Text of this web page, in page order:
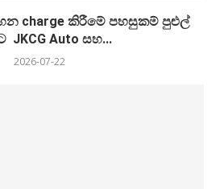
charge කිරීමේ පහසුකම් පුළුල්
JKCG Auto සහ...
2026-07-22